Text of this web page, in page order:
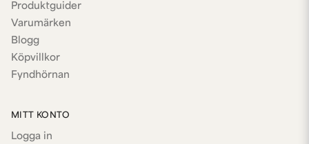
Produktguider
Varumärken
Blogg
Köpvillkor
Fyndhörnan
MITT KONTO
Logga in